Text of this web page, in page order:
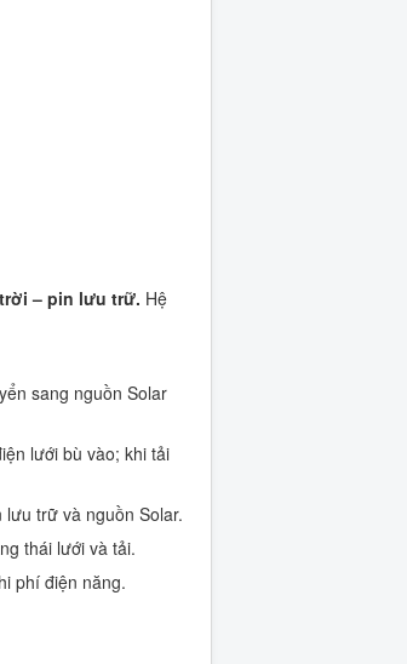
– pin lưu trữ. Hệ
sang nguồn Solar
lưới bù vào; khi tải
trữ và nguồn Solar.
thái lưới và tải.
phí điện năng.